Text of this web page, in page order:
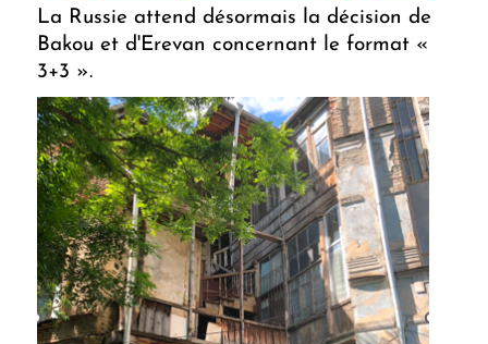
La Russie attend désormais la décision de
Bakou et d'Erevan concernant le format «
3+3 ».